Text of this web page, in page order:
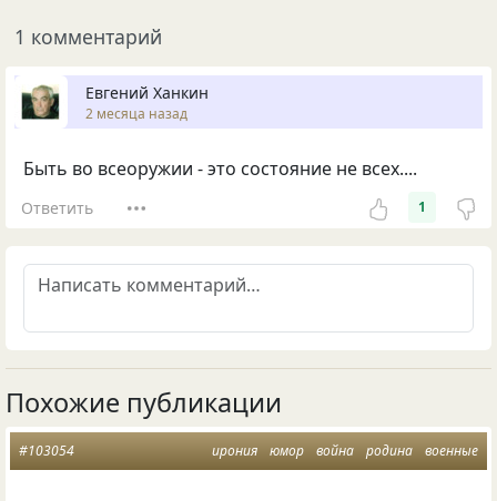
1 комментарий
Евгений Ханкин
2 месяца назад
Быть во всеоружии - это состояние не всех....
Ответить 1
Похожие публикации
ирония юмор война родина военные
#103054